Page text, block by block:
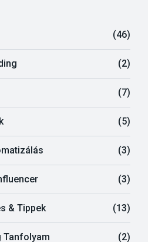
(46)
(2)
(7)
(5)
(3)
(3)
& Tippek (13)
Tanfolyam (2)